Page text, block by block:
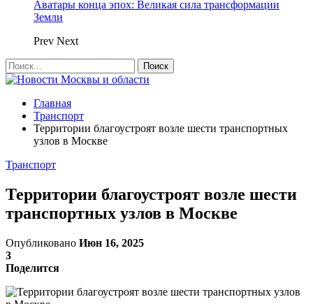
Аватары конца эпох: Великая сила трансформации
Земли
Prev Next
Главная
Транспорт
Территории благоустроят возле шести транспортных
узлов в Москве
Транспорт
Территории благоустроят возле шести
транспортных узлов в Москве
Опубликовано Июн 16, 2025
3
Поделится